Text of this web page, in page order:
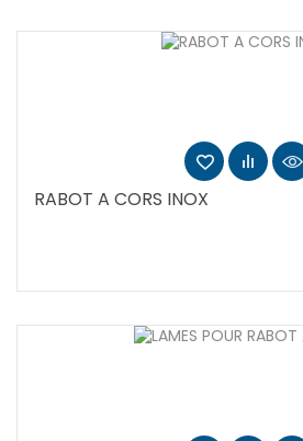
RABOT A CORS INOX